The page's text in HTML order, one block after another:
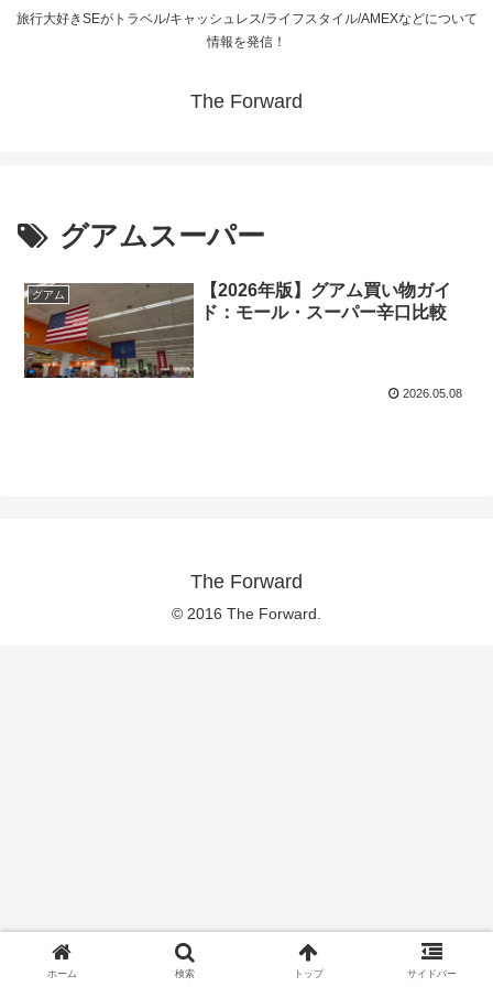
旅行大好きSEがトラベル/キャッシュレス/ライフスタイル/AMEXなどについて
情報を発信！
The Forward
グアムスーパー
グアム
【2026年版】グアム買い物ガイ
ド：モール・スーパー辛口比較
2026.05.08
The Forward
© 2016 The Forward.
ホーム 検索 トップ サイドバー